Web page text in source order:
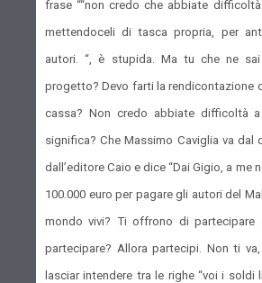
frase ““non credo che abbiate
mettendoceli di tasca propria, per
autori. “, è stupida. Ma tu che ne
progetto? Devo farti la rendicontazione
cassa? Non credo abbiate difficoltà
significa? Che Massimo Caviglia va
dall’editore Caio e dice “Dai Gigio, a me
100.000 euro per pagare gli autori del
mondo vivi? Ti offrono di
partecipare? Allora partecipi. Non ti
lasciar intendere tra le righe “voi i soldi